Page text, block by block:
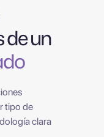
un
tipo de
clara